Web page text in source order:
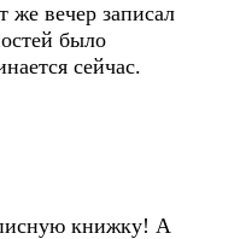
же вечер записал
было
сейчас.
книжку! А